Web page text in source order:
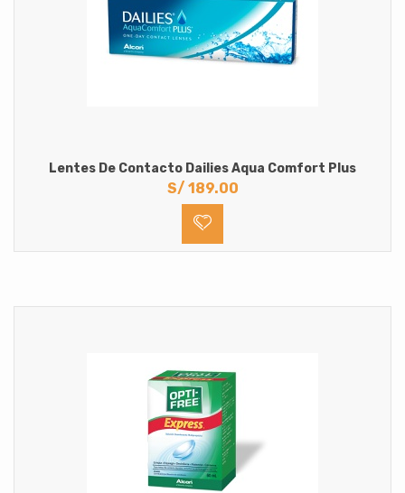
Lentes De Contacto Dailies Aqua Comfort Plus
S/ 189.00